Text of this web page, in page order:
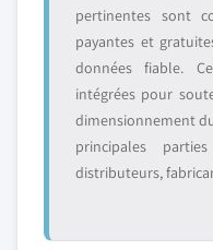
pertinentes sont
payantes et
données fiable.
intégrées pour
dimensionnement
principales
distributeurs,